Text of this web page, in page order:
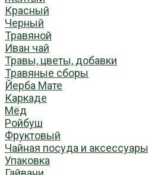
Красный
Черный
Травяной
Иван чай
Травы, цветы, добавки
Травяные сборы
Йерба Мате
Каркаде
Мёд
Ройбуш
Фруктовый
Чайная посуда и аксессуары
Упаковка